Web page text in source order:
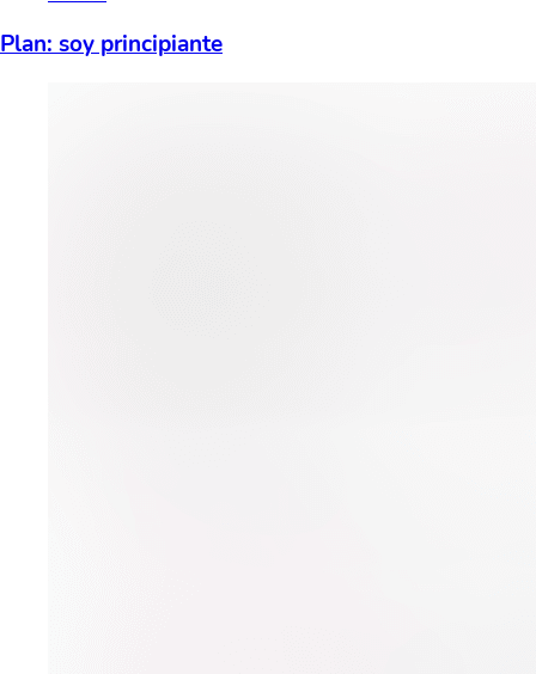
Plan: soy principiante